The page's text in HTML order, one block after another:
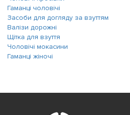
Гаманці чоловічі
Засоби для догляду за взуттям
Валізи дорожні
Щітка для взуття
Чоловічі мокасини
Гаманці жіночі